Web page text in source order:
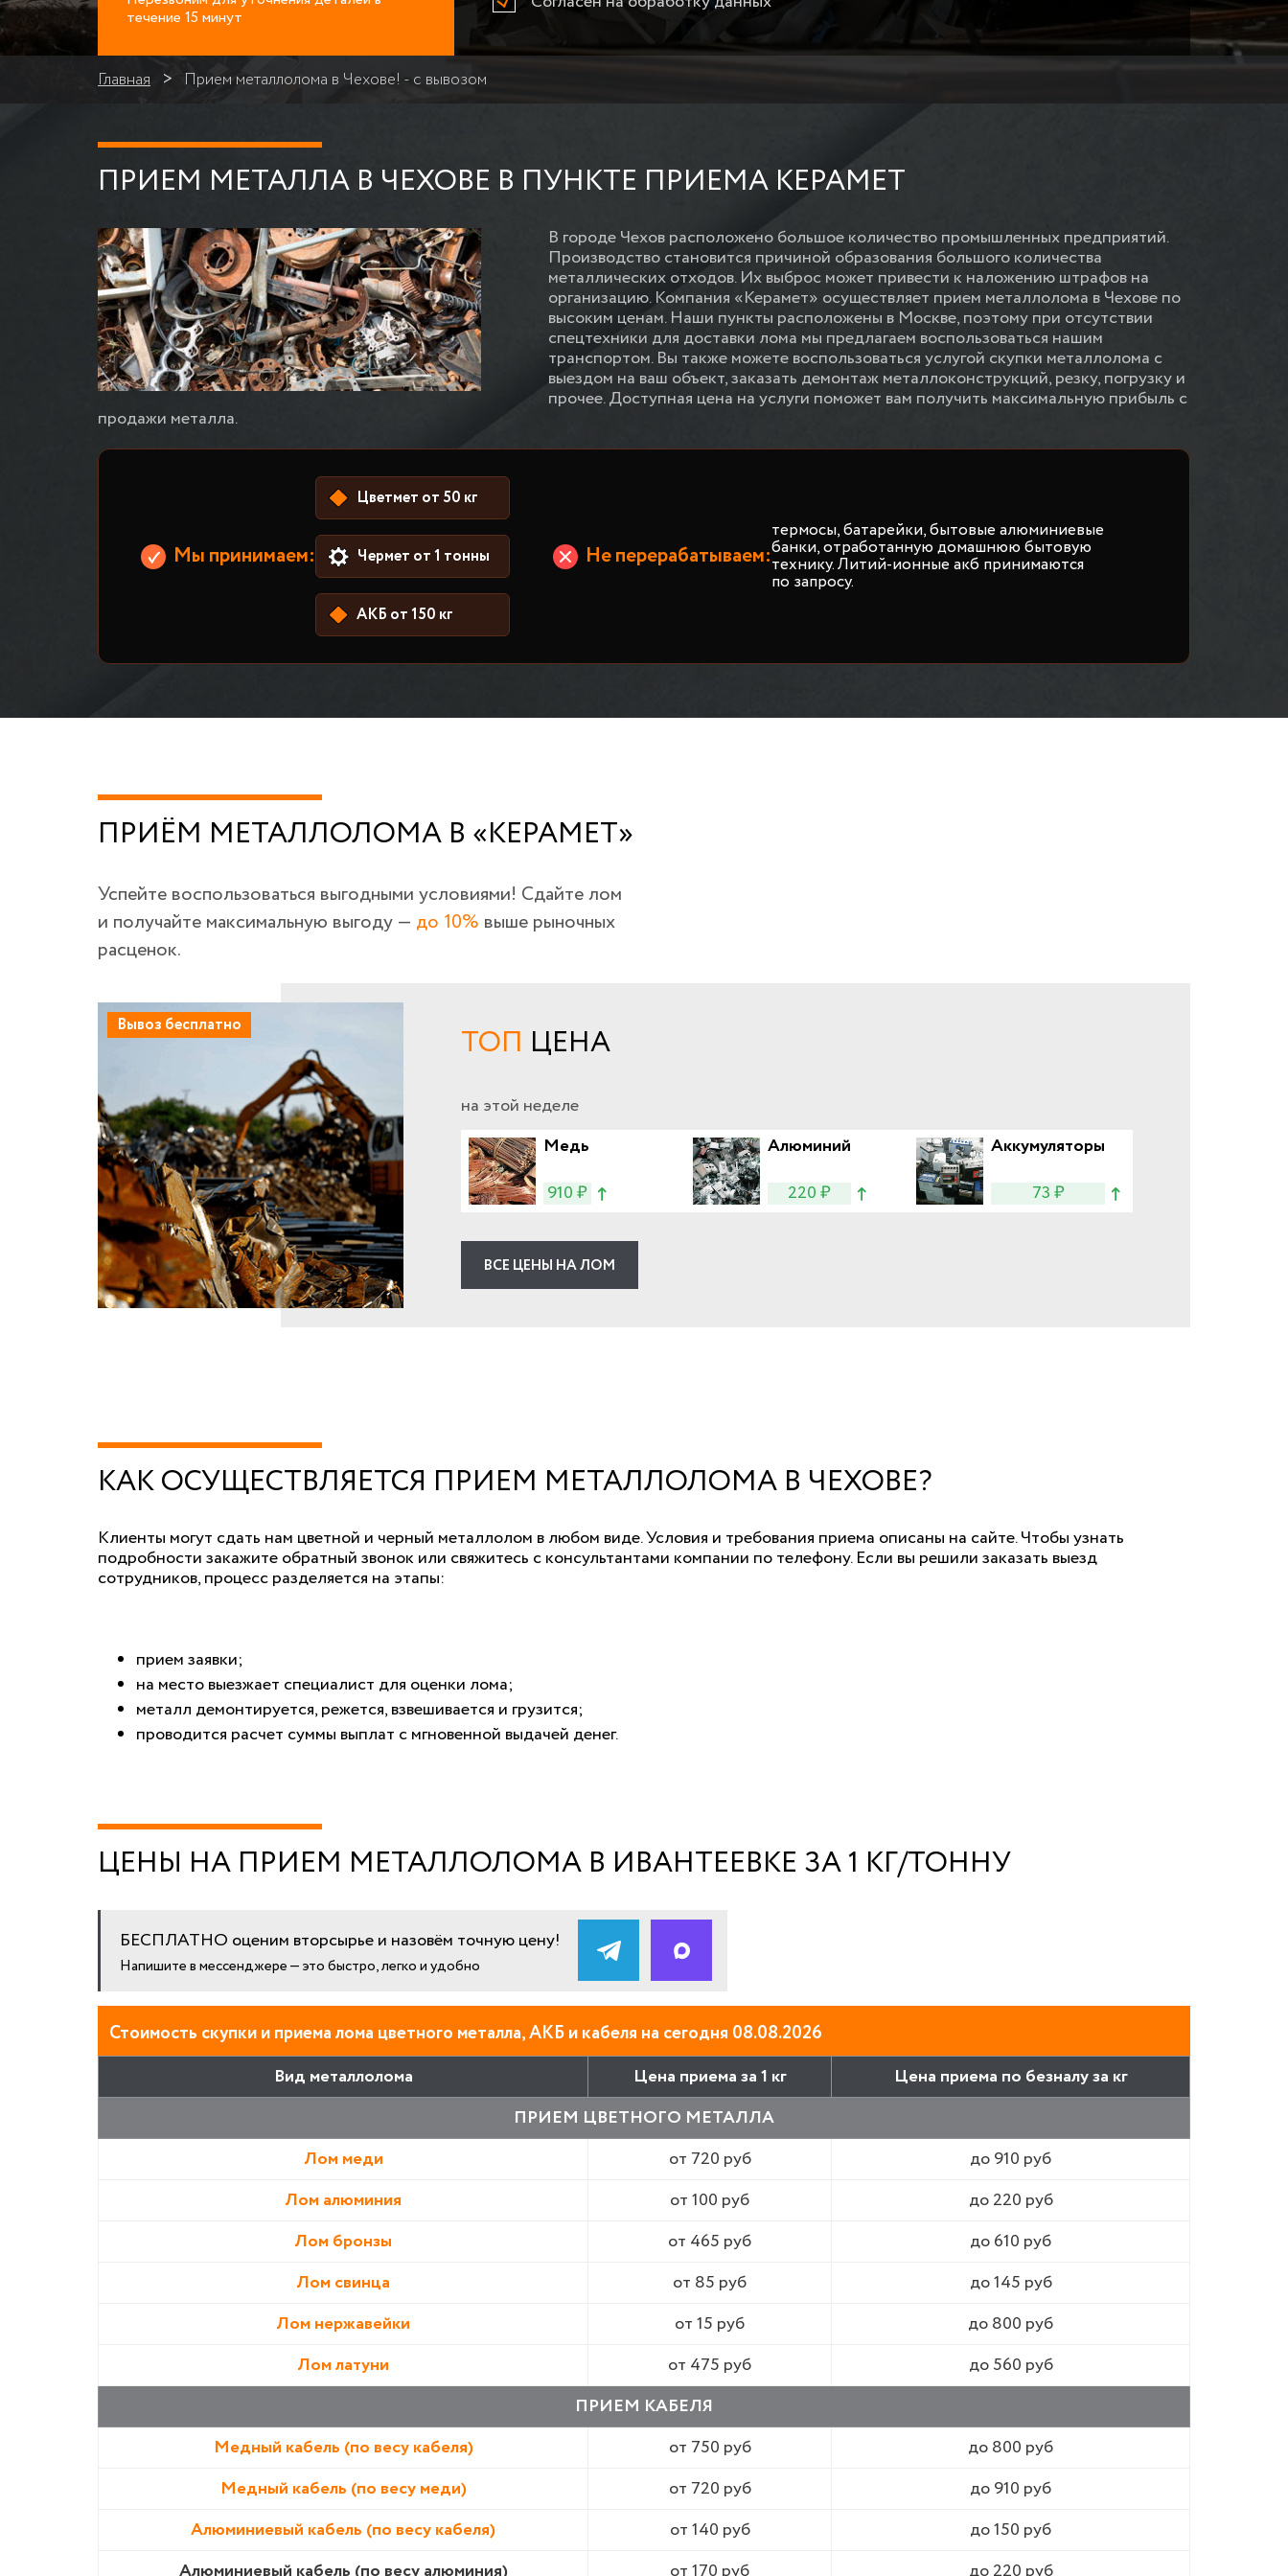
течение 15 минут
Главная Прием металлолома в Чехове! - с вывозом
ПРИЕМ МЕТАЛЛА В ЧЕХОВЕ В ПУНКТЕ ПРИЕМА КЕРАМЕТ
В городе Чехов расположено большое количество промышленных предприятий.
Производство становится причиной образования большого количества
металлических отходов. Их выброс может привести к наложению штрафов на
организацию. Компания «Керамет» осуществляет прием металлолома в Чехове по
высоким ценам. Наши пункты расположены в Москве, поэтому при отсутствии
спецтехники для доставки лома мы предлагаем воспользоваться нашим
транспортом. Вы также можете воспользоваться услугой скупки металлолома с
выездом на ваш объект, заказать демонтаж металлоконструкций, резку, погрузку и
прочее. Доступная цена на услуги поможет вам получить максимальную прибыль с
продажи металла.
Мы принимаем:
Цветмет от 50 кг
Чермет от 1 тонны
АКБ от 150 кг
Не перерабатываем:
термосы, батарейки, бытовые алюминиевые
банки, отработанную домашнюю бытовую
технику. Литий-ионные акб принимаются
по запросу.
ПРИЁМ МЕТАЛЛОЛОМА В «КЕРАМЕТ»
Успейте воспользоваться выгодными условиями! Сдайте лом
и получайте максимальную выгоду — до 10% выше рыночных
расценок.
Вывоз бесплатно ТОП ЦЕНА
на этой неделе
Медь
910 ₽
Алюминий
220 ₽
Аккумуляторы
73 ₽
ВСЕ ЦЕНЫ НА ЛОМ
КАК ОСУЩЕСТВЛЯЕТСЯ ПРИЕМ МЕТАЛЛОЛОМА В ЧЕХОВЕ?
Клиенты могут сдать нам цветной и черный металлолом в любом виде. Условия и требования приема описаны на сайте. Чтобы узнать
подробности закажите обратный звонок или свяжитесь с консультантами компании по телефону. Если вы решили заказать выезд
сотрудников, процесс разделяется на этапы:
прием заявки;
на место выезжает специалист для оценки лома;
металл демонтируется, режется, взвешивается и грузится;
проводится расчет суммы выплат с мгновенной выдачей денег.
ЦЕНЫ НА ПРИЕМ МЕТАЛЛОЛОМА В ИВАНТЕЕВКЕ ЗА 1 КГ/ТОННУ
БЕСПЛАТНО оценим вторсырье и назовём точную цену!
Напишите в мессенджере — это быстро, легко и удобно
Стоимость скупки и приема лома цветного металла, АКБ и кабеля на сегодня 08.08.2026
Вид металлолома Цена приема за 1 кг
Цена приема по безналу за кг
ПРИЕМ ЦВЕТНОГО МЕТАЛЛА
Лом меди
от 720 руб
до 910 руб
Лом алюминия
от 100 руб
до 220 руб
Лом бронзы
от 465 руб
до 610 руб
Лом свинца
от 85 руб
до 145 руб
Лом нержавейки
от 15 руб
до 800 руб
Лом латуни
от 475 руб
до 560 руб
ПРИЕМ КАБЕЛЯ
Медный кабель (по весу кабеля)
от 750 руб
до 800 руб
Медный кабель (по весу меди)
от 720 руб
до 910 руб
Алюминиевый кабель (по весу кабеля)
от 140 руб
до 150 руб